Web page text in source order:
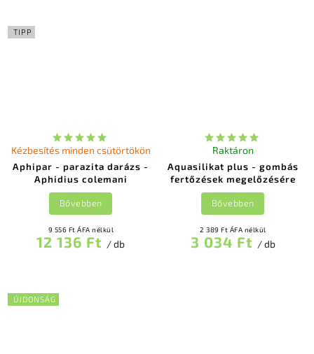
TIPP
Aphipar - parazita darázs -
Aphidius colemani
Kézbesítés minden csütörtökön
9 556 Ft ÁFA nélkül
12 136 Ft / db
Bővebben
Aquasilikat plus - gombás
fertőzések megelőzésére
Raktáron
2 389 Ft ÁFA nélkül
3 034 Ft / db
Bővebben
ÚJDONSÁG